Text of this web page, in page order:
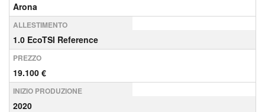
Arona
ALLESTIMENTO
1.0 EcoTSI Reference
PREZZO
19.100 €
INIZIO PRODUZIONE
2020